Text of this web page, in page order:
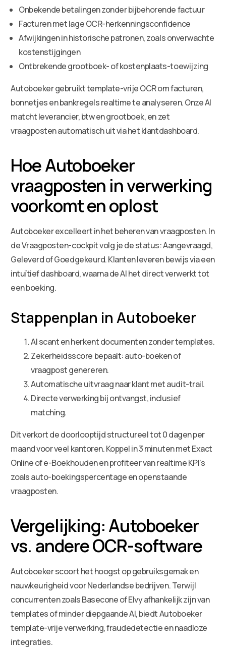
Onbekende betalingen zonder bijbehorende factuur
Facturen met lage OCR-herkenningsconfidence
Afwijkingen in historische patronen, zoals onverwachte
kostenstijgingen
Ontbrekende grootboek- of kostenplaats-toewijzing
Autoboeker gebruikt template-vrije OCR om facturen,
bonnetjes en bankregels realtime te analyseren. Onze AI
matcht leverancier, btw en grootboek, en zet
vraagposten automatisch uit via het klantdashboard.
Hoe Autoboeker
vraagposten in verwerking
voorkomt en oplost
Autoboeker excelleert in het beheren van vraagposten. In
de Vraagposten-cockpit volg je de status: Aangevraagd,
Geleverd of Goedgekeurd. Klanten leveren bewijs via een
intuïtief dashboard, waarna de AI het direct verwerkt tot
een boeking.
Stappenplan in Autoboeker
AI scant en herkent documenten zonder templates.
Zekerheidsscore bepaalt: auto-boeken of
vraagpost genereren.
Automatische uitvraag naar klant met audit-trail.
Directe verwerking bij ontvangst, inclusief
matching.
Dit verkort de doorlooptijd structureel tot 0 dagen per
maand voor veel kantoren. Koppel in 3 minuten met Exact
Online of e-Boekhouden en profiteer van realtime KPI’s
zoals auto-boekingspercentage en openstaande
vraagposten.
Vergelijking: Autoboeker
vs. andere OCR-software
Autoboeker scoort het hoogst op gebruiksgemak en
nauwkeurigheid voor Nederlandse bedrijven. Terwijl
concurrenten zoals Basecone of Elvy afhankelijk zijn van
templates of minder diepgaande AI, biedt Autoboeker
template-vrije verwerking, fraudedetectie en naadloze
integraties.